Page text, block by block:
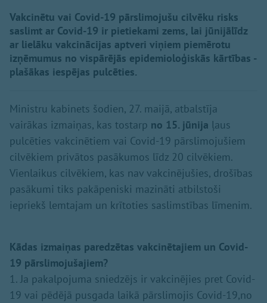
Vakcinētu vai Covid-19 pārslimojušu cilvēku risks
saslimt ar Covid-19 ir pietiekami zems, lai jūnijālīdz
ar lielāku vakcinācijas aptveri viņiem piemērotu
izņēmumus no vispārējās epidemioloģiskās kārtības -
plašākas iespējas pulcēties.
Ministru kabinets šodien, 27. maijā, atbalstīja
vairākas izmaiņas, kas tostarp no 15. jūnija ļaus
pulcēties vakcinētiem vai Covid-19 pārslimojušiem
cilvēkiem privātos pasākumos līdz 20 cilvēkiem.
Vienlaikus cilvēkiem, kas nav vakcinējušies, drošības
pasākumi tiks pakāpeniski mazināti atbilstoši
iepriekš lemtajam un krītoties saslimstības līmenim.
Kādas izmaiņas paredzētas vakcinētajiem un Covid-
19 pārslimojušajiem?
1. Ja pakalpojuma sniedzējs ir vakcinējies pret Covid-
19 vai pēdējā pusgada laikā pārslimojis Covid-19,no